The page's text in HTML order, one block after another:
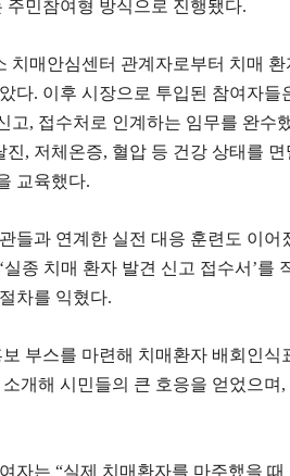
민참여형 방식으로 진행됐다.
치매안심센터 관계자로부터 치매
다. 이후 시장으로 투입된 참여자들
고, 접수처로 인계하는 임무를 완수
, 저체온증, 혈압 등 건강 상태를
교육했다.
들과 연계한 실전 대응 훈련도 이
종 치매 환자 발견 신고 접수서’를
차를 익혔다.
부스를 마련해 치매환자 배회인식
개해 시민들의 큰 호응을 얻었으
자는 “실제 치매환자를 마주했을